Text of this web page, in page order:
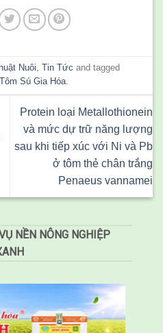
Nuôi,Tin Tức and tagged
Tôm Sú Gia Hóa.
Protein loại Metallothionein
và mức dự trữ năng lượng
sau khi tiếp xúc với Ni và Pb
ở tôm thẻ chân trắng
Penaeus vannamei
NỀN NÔNG NGHIỆP